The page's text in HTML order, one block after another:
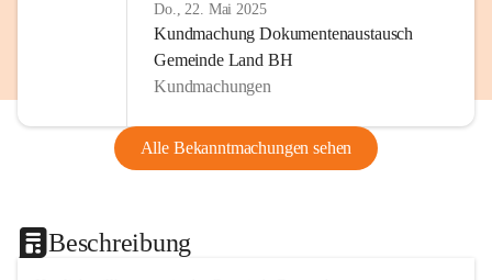
Do., 22. Mai 2025
Kundmachung Dokumentenaustausch
Gemeinde Land BH
Kundmachungen
Alle Bekanntmachungen sehen
Beschreibung